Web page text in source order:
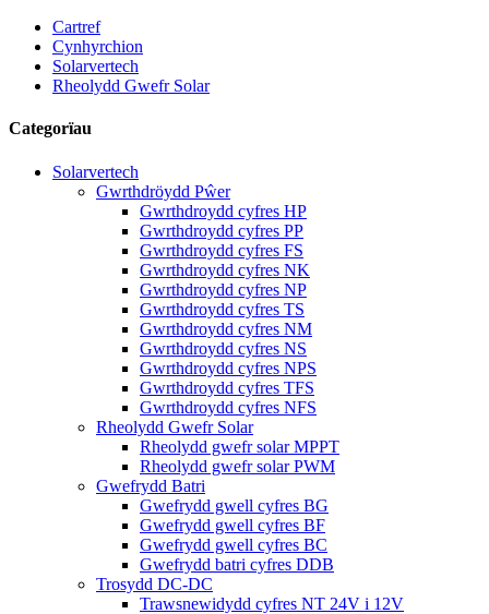
Cartref
Cynhyrchion
Solarvertech
Rheolydd Gwefr Solar
Categorïau
Solarvertech
Gwrthdröydd Pŵer
Gwrthdroydd cyfres HP
Gwrthdroydd cyfres PP
Gwrthdroydd cyfres FS
Gwrthdroydd cyfres NK
Gwrthdroydd cyfres NP
Gwrthdroydd cyfres TS
Gwrthdroydd cyfres NM
Gwrthdroydd cyfres NS
Gwrthdroydd cyfres NPS
Gwrthdroydd cyfres TFS
Gwrthdroydd cyfres NFS
Rheolydd Gwefr Solar
Rheolydd gwefr solar MPPT
Rheolydd gwefr solar PWM
Gwefrydd Batri
Gwefrydd gwell cyfres BG
Gwefrydd gwell cyfres BF
Gwefrydd gwell cyfres BC
Gwefrydd batri cyfres DDB
Trosydd DC-DC
Trawsnewidydd cyfres NT 24V i 12V